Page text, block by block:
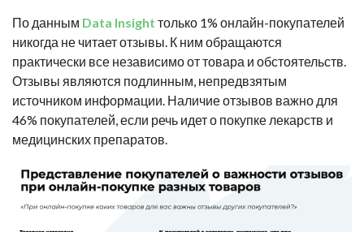
По данным Data Insight только 1% онлайн-покупателей
никогда не читает отзывы. К ним обращаются
практически все независимо от товара и обстоятельств.
Отзывы являются подлинным, непредвзятым
источником информации. Наличие отзывов важно для
46% покупателей, если речь идет о покупке лекарств и
медицинских препаратов.